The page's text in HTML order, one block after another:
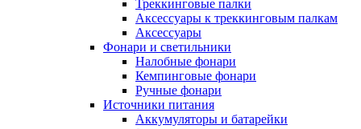
Треккинговые палки
Аксессуары к треккинговым палкам
Аксессуары
Фонари и светильники
Налобные фонари
Кемпинговые фонари
Ручные фонари
Источники питания
Аккумуляторы и батарейки